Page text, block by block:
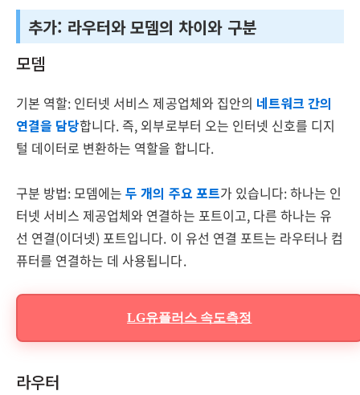
추가: 라우터와 모뎀의 차이와 구분
모뎀
기본 역할: 인터넷 서비스 제공업체와 집안의 네트워크 간의
연결을 담당합니다. 즉, 외부로부터 오는 인터넷 신호를 디지
털 데이터로 변환하는 역할을 합니다.
구분 방법: 모뎀에는두 개의 주요 포트가 있습니다: 하나는 인
터넷 서비스 제공업체와 연결하는 포트이고, 다른 하나는 유
선 연결(이더넷) 포트입니다. 이 유선 연결 포트는 라우터나 컴
퓨터를 연결하는 데 사용됩니다.
LG유플러스 속도측정
라우터